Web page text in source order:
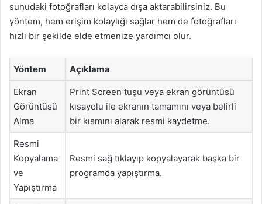
sunudaki fotoğrafları kolayca dışa aktarabilirsiniz. Bu
yöntem, hem erişim kolaylığı sağlar hem de fotoğrafları
hızlı bir şekilde elde etmenize yardımcı olur.
Yöntem Açıklama
Ekran
Görüntüsü
Alma
Print Screen tuşu veya ekran görüntüsü
kısayolu ile ekranın tamamını veya belirli
bir kısmını alarak resmi kaydetme.
Resmi
Kopyalama
ve
Yapıştırma
Resmi sağ tıklayıp kopyalayarak başka bir
programda yapıştırma.